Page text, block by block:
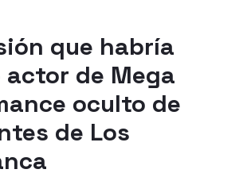
que habría
de Mega
oculto de
de Los